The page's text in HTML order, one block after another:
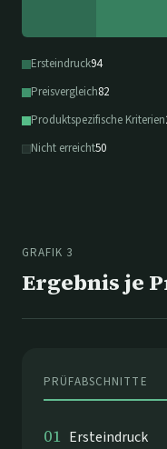
Ersteindruck94
Preisvergleich82
Produktspezifische Kriterien
Nicht erreicht50
GRAFIK 3
Ergebnis je
PRÜFABSCHNITTE
01 Ersteindruck